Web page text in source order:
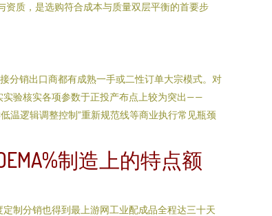
质，是选购符合成本与质量双层平衡的首要步
分销出口商都有成熟一手或二性订单大宗模式。对
实验核实各项参数于正投产布点上较为突出——
温逻辑调整控制”重新规范线等商业执行常见瓶颈
制造上的特点额
制分销也得到最上游网工业配成品全程达三十天